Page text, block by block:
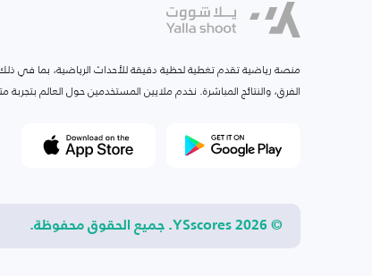
منصة رياضية تقدم تغطية لحظية دقيقة للأحداث الرياضية، بما في ذلك
الفرق، والنتائج المباشرة. نخدم ملايين المستخدمين حول العالم
© 2026 YSscores. جميع الحقوق محفوظة.